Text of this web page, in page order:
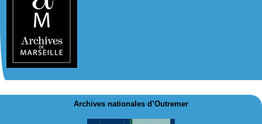
Archives nationales d’Outremer